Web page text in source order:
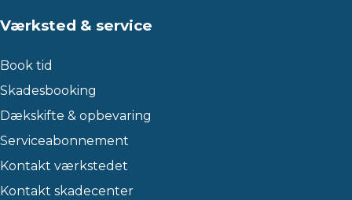
Værksted & service
Book tid
Skadesbooking
Dækskifte & opbevaring
Serviceabonnement
Kontakt værkstedet
Kontakt skadecenter